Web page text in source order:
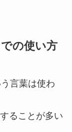
の使い方
言葉は使わ
ることが多い